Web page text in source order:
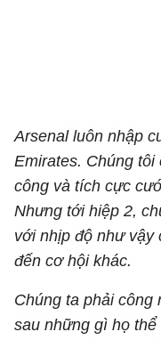
Arsenal luôn nhập
Emirates. Chúng tôi
công và tích cực
Nhưng tới hiệp 2,
với nhịp độ như vậy
đến cơ hội khác.
Chúng ta phải công
sau những gì họ